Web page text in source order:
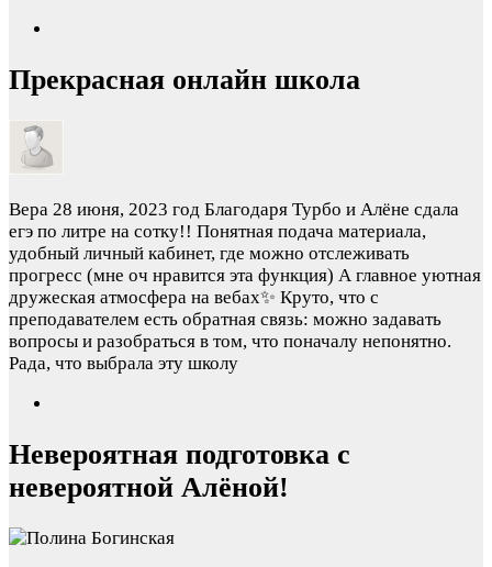
Прекрасная онлайн школа
Вера 28 июня, 2023 год Благодаря Турбо и Алёне сдала
егэ по литре на сотку!! Понятная подача материала,
удобный личный кабинет, где можно отслеживать
прогресс (мне оч нравится эта функция) А главное уютная
дружеская атмосфера на вебах✨️ Круто, что с
преподавателем есть обратная связь: можно задавать
вопросы и разобраться в том, что поначалу непонятно.
Рада, что выбрала эту школу
Невероятная подготовка с
невероятной Алёной!